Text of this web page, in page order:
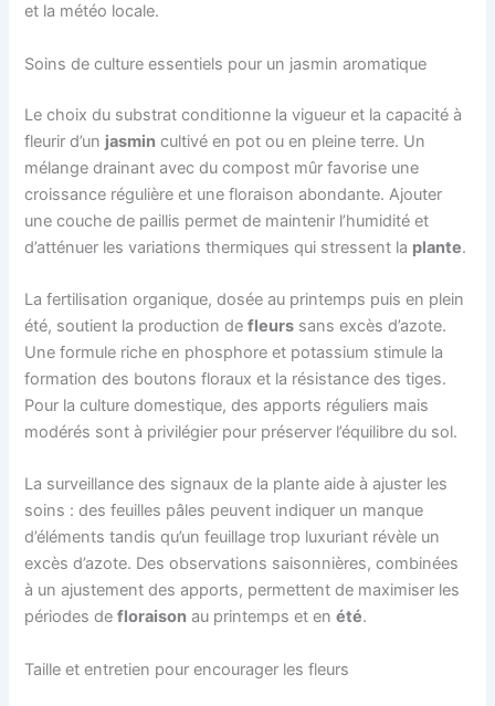
et la météo locale.
Soins de culture essentiels pour un jasmin aromatique
Le choix du substrat conditionne la vigueur et la capacité à
fleurir d’un jasmin cultivé en pot ou en pleine terre. Un
mélange drainant avec du compost mûr favorise une
croissance régulière et une floraison abondante. Ajouter
une couche de paillis permet de maintenir l’humidité et
d’atténuer les variations thermiques qui stressent la plante.
La fertilisation organique, dosée au printemps puis en plein
été, soutient la production defleurs sans excès d’azote.
Une formule riche en phosphore et potassium stimule la
formation des boutons floraux et la résistance des tiges.
Pour la culture domestique, des apports réguliers mais
modérés sont à privilégier pour préserver l’équilibre du sol.
La surveillance des signaux de la plante aide à ajuster les
soins : des feuilles pâles peuvent indiquer un manque
d’éléments tandis qu’un feuillage trop luxuriant révèle un
excès d’azote. Des observations saisonnières, combinées
à un ajustement des apports, permettent de maximiser les
périodes defloraison au printemps et enété.
Taille et entretien pour encourager les fleurs